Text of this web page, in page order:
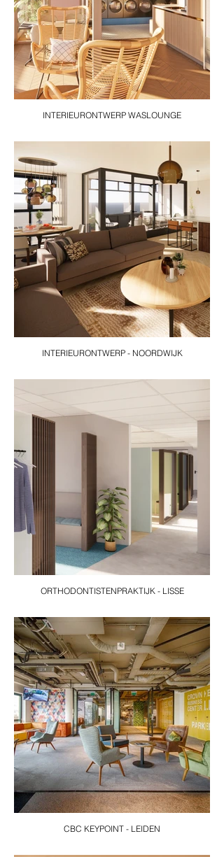
INTERIEURONTWERP WASLOUNGE
INTERIEURONTWERP - NOORDWIJK
ORTHODONTISTENPRAKTIJK - LISSE
CBC KEYPOINT - LEIDEN